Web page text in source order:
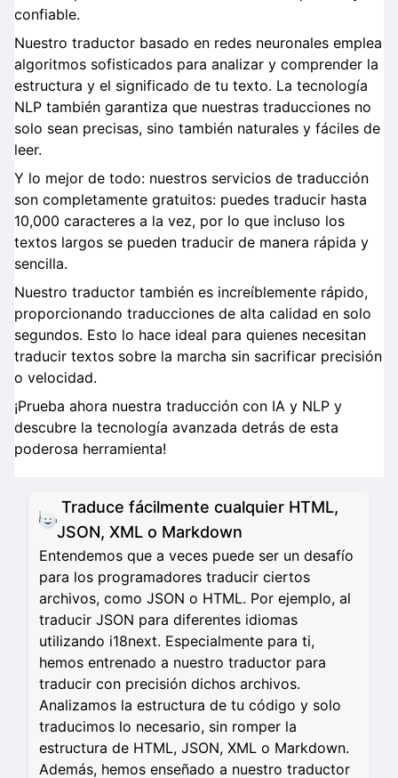
confiable.
Nuestro traductor basado en redes neuronales emplea
algoritmos sofisticados para analizar y comprender la
estructura y el significado de tu texto. La tecnología
NLP también garantiza que nuestras traducciones no
solo sean precisas, sino también naturales y fáciles de
leer.
Y lo mejor de todo: nuestros servicios de traducción
son completamente gratuitos: puedes traducir hasta
10,000 caracteres a la vez, por lo que incluso los
textos largos se pueden traducir de manera rápida y
sencilla.
Nuestro traductor también es increíblemente rápido,
proporcionando traducciones de alta calidad en solo
segundos. Esto lo hace ideal para quienes necesitan
traducir textos sobre la marcha sin sacrificar precisión
o velocidad.
¡Prueba ahora nuestra traducción con IA y NLP y
descubre la tecnología avanzada detrás de esta
poderosa herramienta!
Traduce fácilmente cualquier HTML,
JSON, XML o Markdown
Entendemos que a veces puede ser un desafío
para los programadores traducir ciertos
archivos, como JSON o HTML. Por ejemplo, al
traducir JSON para diferentes idiomas
utilizando i18next. Especialmente para ti,
hemos entrenado a nuestro traductor para
traducir con precisión dichos archivos.
Analizamos la estructura de tu código y solo
traducimos lo necesario, sin romper la
estructura de HTML, JSON, XML o Markdown.
Además, hemos enseñado a nuestro traductor